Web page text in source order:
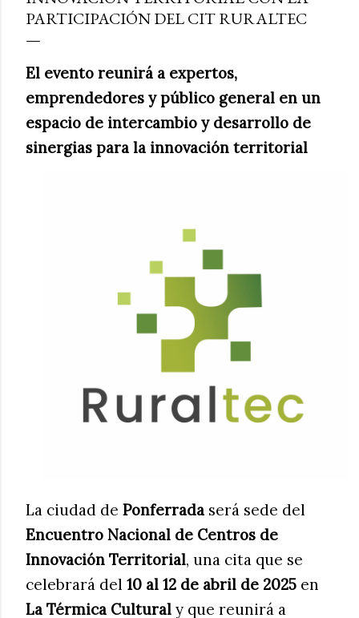
PARTICIPACIÓN DEL CIT RURALTEC
El evento reunirá a expertos,
emprendedores y público general en un
espacio de intercambio y desarrollo de
sinergias para la innovación territorial
La ciudad de Ponferrada será sede del
Encuentro Nacional de Centros de
Innovación Territorial, una cita que se
celebrará del 10 al 12 de abril de 2025 en
La Térmica Cultural y que reunirá a